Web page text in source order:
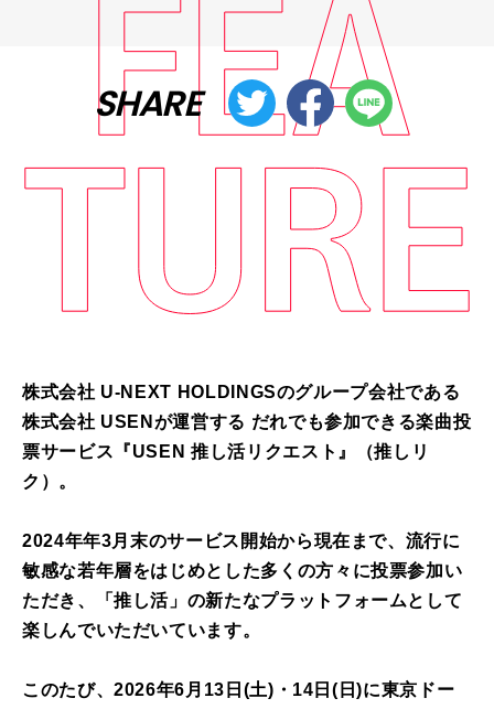
SHARE
株式会社 U-NEXT HOLDINGSのグループ会社である
株式会社 USENが運営する だれでも参加できる楽曲投
票サービス『USEN 推し活リクエスト』（推しリ
ク）。
2024年年3月末のサービス開始から現在まで、流行に
敏感な若年層をはじめとした多くの方々に投票参加い
ただき、「推し活」の新たなプラットフォームとして
楽しんでいただいています。
このたび、2026年6月13日(土)・14日(日)に東京ドー